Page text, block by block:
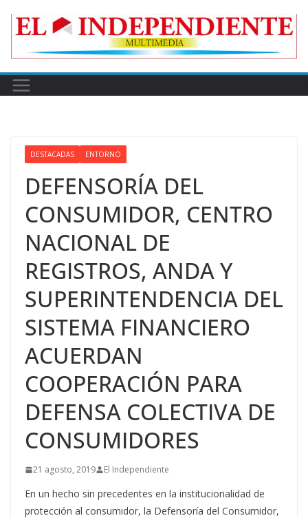
DESTACADAS ENTORNO
DEFENSORÍA DEL
CONSUMIDOR, CENTRO
NACIONAL DE
REGISTROS, ANDA Y
SUPERINTENDENCIA DEL
SISTEMA FINANCIERO
ACUERDAN
COOPERACIÓN PARA
DEFENSA COLECTIVA DE
CONSUMIDORES
21 agosto, 2019 El Independiente
En un hecho sin precedentes en la institucionalidad de
protección al consumidor, la Defensoría del Consumidor,